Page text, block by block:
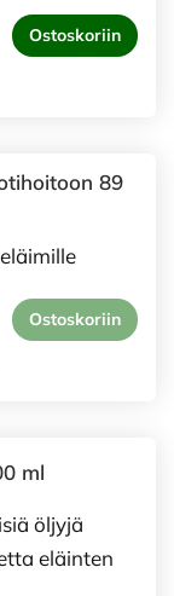
Ostoskoriin
89
Ostoskoriin
ml
öljyjä
eläinten